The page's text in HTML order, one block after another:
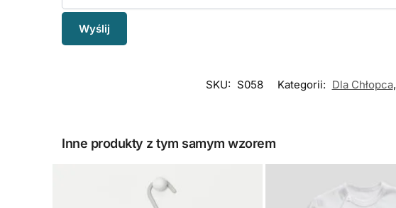
SKU: S058 Kategorii: Dla Chłopca,
Inne produkty z tym samym wzorem